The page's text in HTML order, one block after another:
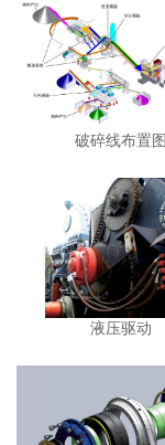
破碎线布置图
液压驱动